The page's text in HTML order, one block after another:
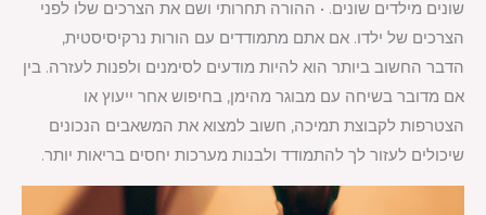
שונים מילדים שונים. • ההורה תחרותי ושם את הצרכים שלו לפני
הצרכים של ילדו. אם אתם מתמודדים עם הורות נרקיסיסטית,
הדבר החשוב ביותר הוא להיות מודעים לסימנים ולפנות לעזרה. בין
אם מדובר בשיחה עם מבוגר מהימן, בחיפוש אחר ייעוץ או
הצטרפות לקבוצת תמיכה, חשוב למצוא את המשאבים הנכונים
שיכולים לעזור לך להתמודד ולבנות מערכות יחסים בריאות יותר.